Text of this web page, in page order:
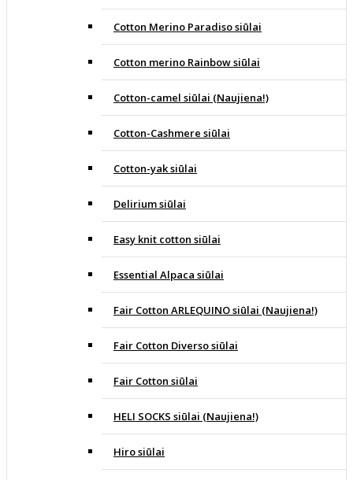
Cotton Merino Paradiso siūlai
Cotton merino Rainbow siūlai
Cotton-camel siūlai (Naujiena!)
Cotton-Cashmere siūlai
Cotton-yak siūlai
Delirium siūlai
Easy knit cotton siūlai
Essential Alpaca siūlai
Fair Cotton ARLEQUINO siūlai (Naujiena!)
Fair Cotton Diverso siūlai
Fair Cotton siūlai
HELI SOCKS siūlai (Naujiena!)
Hiro siūlai